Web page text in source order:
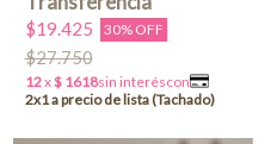
$19.425 30% OFF
$27.750